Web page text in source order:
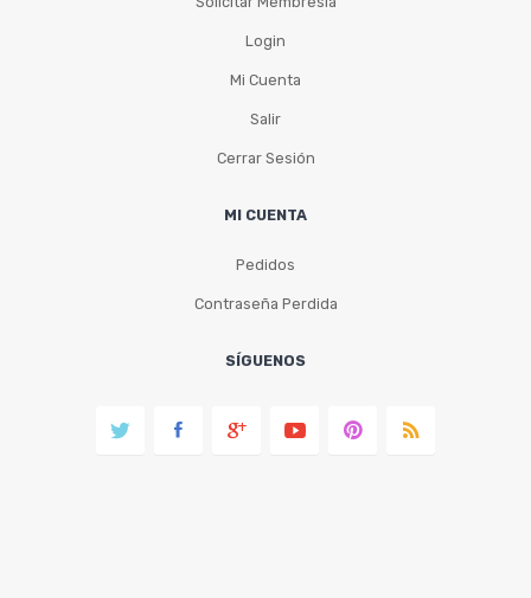
Login
Mi Cuenta
Salir
Cerrar Sesión
MI CUENTA
Pedidos
Contraseña Perdida
SÍGUENOS